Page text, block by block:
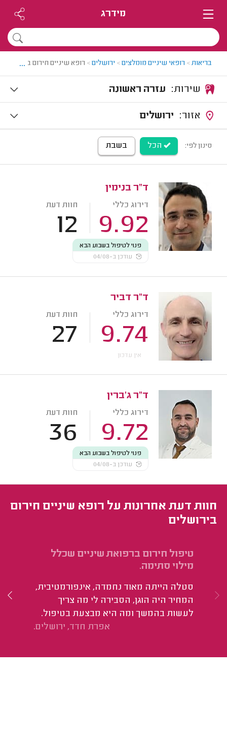
מידרג
בריאות> רופאי שיניים מומלצים> ירושלים> רופא שיניים חירום בירושלים
...
עזרה ראשונה
ירושלים
סינון לפי: הכל בשבת
ד"ר בנימין
דירוג כללי
9.92
חוות דעת
12
פנוי לטיפול בשבוע הבא
עודכן ב-04/08
ד"ר דביר
דירוג כללי
9.74
חוות דעת
27
אין עדכון
ד"ר ג'ברין
דירוג כללי
9.72
חוות דעת
36
פנוי לטיפול בשבוע הבא
עודכן ב-04/08
חוות דעת אחרונות על רופא שיניים חירום
בירושלים
טיפול חירום ברפואת שיניים שכלל
מילוי סתימה.
סטלה הייתה מאוד נחמדה, אינפורמטיבית,
המחיר היה הוגן, הסבירה לי מה צריך
לעשות בהמשך ומה היא מבצעת בטיפול.
אפרת חדד, ירושלים.